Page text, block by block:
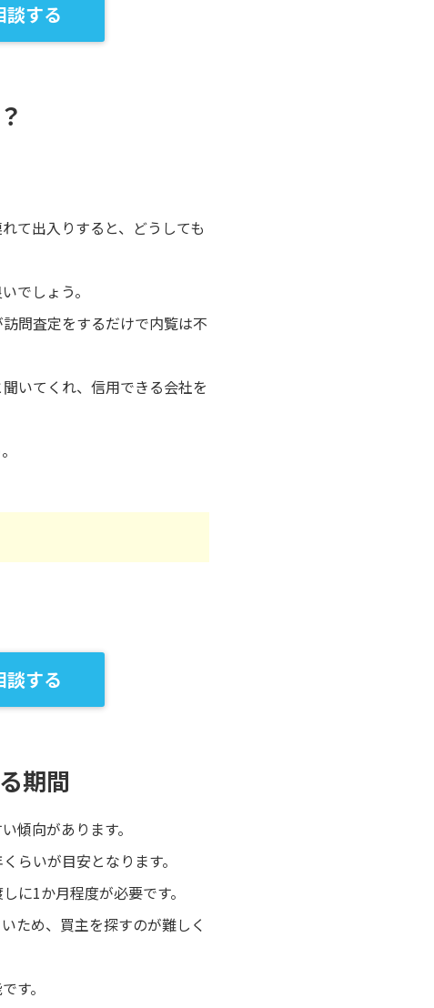
談する
て出入りすると、どうしても
でしょう。
問査定をするだけで内覧は不
いてくれ、信用できる会社を
談する
期間
傾向があります。
らいが目安となります。
に1か月程度が必要です。
ため、買主を探すのが難しく
す。